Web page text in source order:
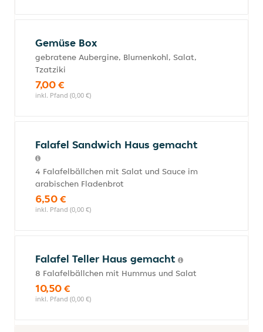
Gemüse Box
gebratene Aubergine, Blumenkohl, Salat,
Tzatziki
7,00 €
inkl. Pfand (0,00 €)
Falafel Sandwich Haus gemacht
4 Falafelbällchen mit Salat und Sauce im
arabischen Fladenbrot
6,50 €
inkl. Pfand (0,00 €)
Falafel Teller Haus gemacht
8 Falafelbällchen mit Hummus und Salat
10,50 €
inkl. Pfand (0,00 €)